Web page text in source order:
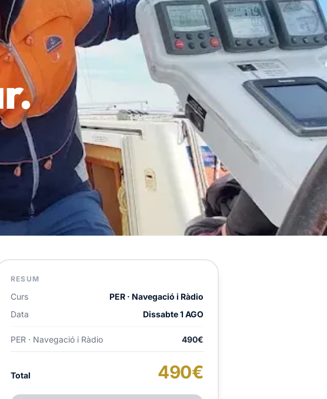
RESUM
Curs
PER · Navegació i Ràdio
Data
Dissabte 1 AGO
PER · Navegació i Ràdio 490€
Total 490€